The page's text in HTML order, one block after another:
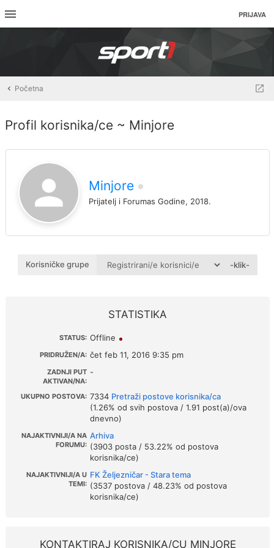
PRIJAVA
Početna
Profil korisnika/ce ~ Minjore
Minjore
Prijatelj i Forumas Godine, 2018.
Korisničke grupe -klik-
STATISTIKA
STATUS: Offline
PRIDRUŽEN/A: čet feb 11, 2016 9:35 pm
ZADNJI PUT
AKTIVAN/NA:
-
UKUPNO POSTOVA: 7334 Pretraži postove korisnika/ca
(1.26% od svih postova / 1.91 post(a)/ova
dnevno)
NAJAKTIVNIJI/A NA
FORUMU:
Arhiva
(3903 posta / 53.22% od postova
korisnika/ce)
NAJAKTIVNIJI/A U
TEMI:
FK Željezničar - Stara tema
(3537 postova / 48.23% od postova
korisnika/ce)
KONTAKTIRAJ KORISNIKA/CU MINJORE